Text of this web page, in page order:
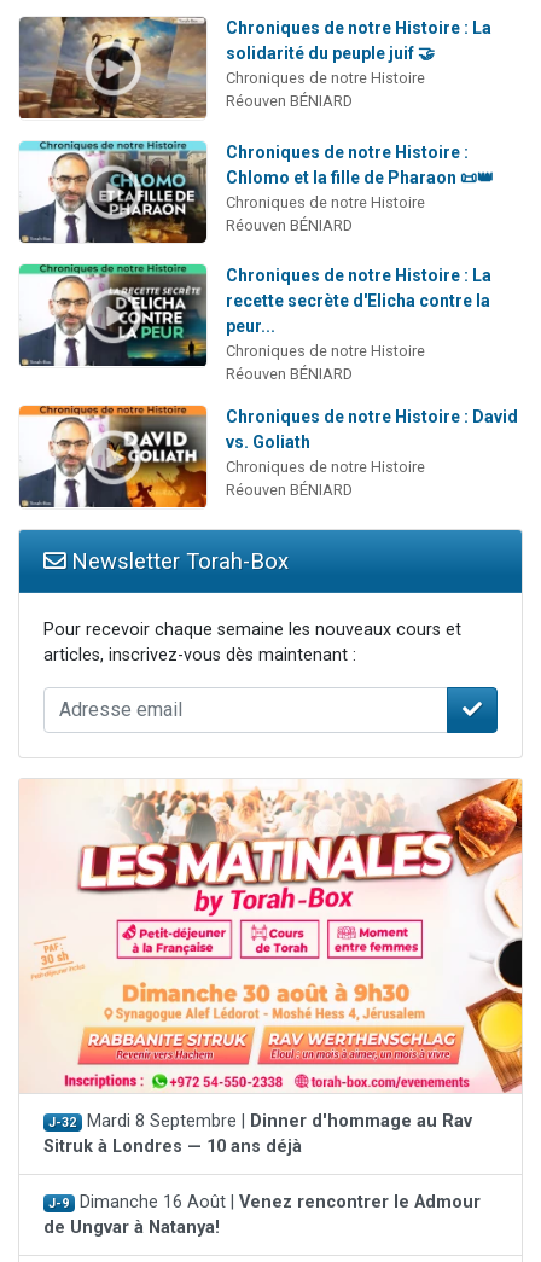
Chroniques de notre Histoire : La
solidarité du peuple juif 🤝
Chroniques de notre Histoire
Réouven BÉNIARD
Chroniques de notre Histoire :
Chlomo et la fille de Pharaon 📜👑
Chroniques de notre Histoire
Réouven BÉNIARD
Chroniques de notre Histoire : La
recette secrète d'Elicha contre la
peur...
Chroniques de notre Histoire
Réouven BÉNIARD
Chroniques de notre Histoire : David
vs. Goliath
Chroniques de notre Histoire
Réouven BÉNIARD
Newsletter Torah-Box
Pour recevoir chaque semaine les nouveaux cours et
articles, inscrivez-vous dès maintenant :
J-32 Mardi 8 Septembre |
Dinner d'hommage au Rav
Sitruk à Londres — 10 ans déjà
J-9 Dimanche 16 Août | Venez rencontrer le Admour
de Ungvar à Natanya!